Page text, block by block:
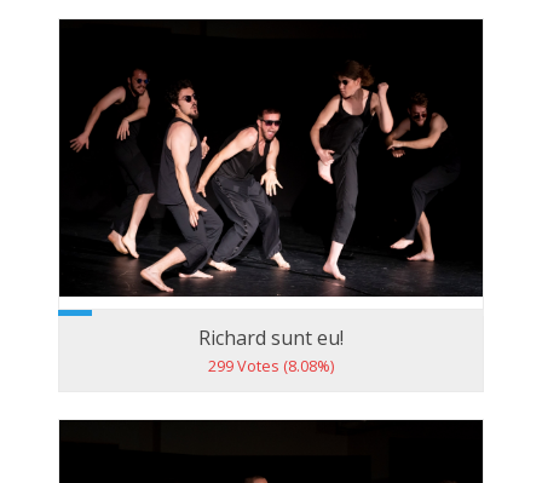
Richard sunt eu!
299 Votes (8.08%)